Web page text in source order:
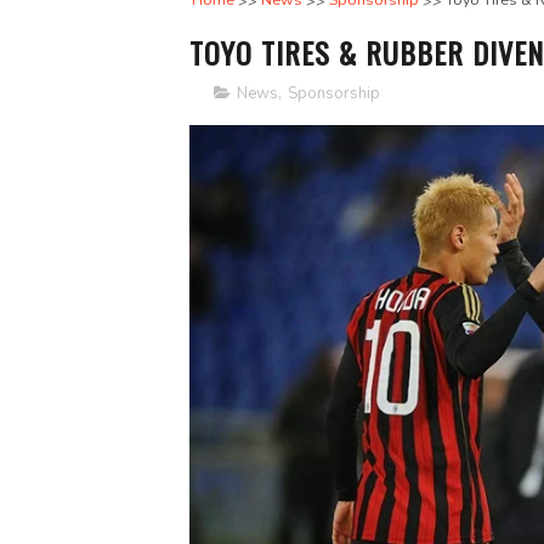
TOYO TIRES & RUBBER
News, Sponsorship